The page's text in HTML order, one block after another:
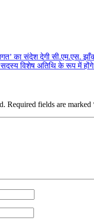
का संदेश देगी सी.एम.एस.
विशेष अतिथि के रूप में होंगे
Required fields are marked